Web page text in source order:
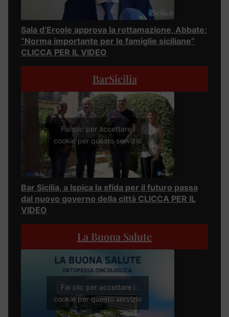
Sala d’Ercole approva la rottamazione, Abbate:
“Norma importante per le famiglie siciliane”
CLICCA PER IL VIDEO
BarSicilia
Fai clic per accettare i
cookie per questo servizio
Bar Sicilia, a Ispica la sfida per il futuro passa
dal nuovo governo della città CLICCA PER IL
VIDEO
La Buona Salute
Fai clic per accettare i
cookie per questo servizio